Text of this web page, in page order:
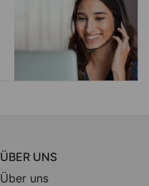
ÜBER UNS
Über uns